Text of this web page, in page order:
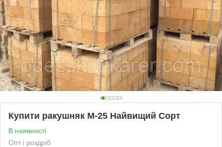
Купити ракушняк М-25 Найвищий Сорт
В наявності
Опт і роздріб